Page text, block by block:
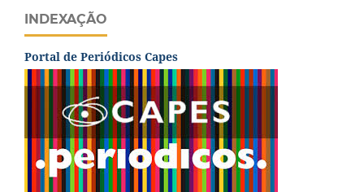
INDEXAÇÃO
Portal de Periódicos Capes